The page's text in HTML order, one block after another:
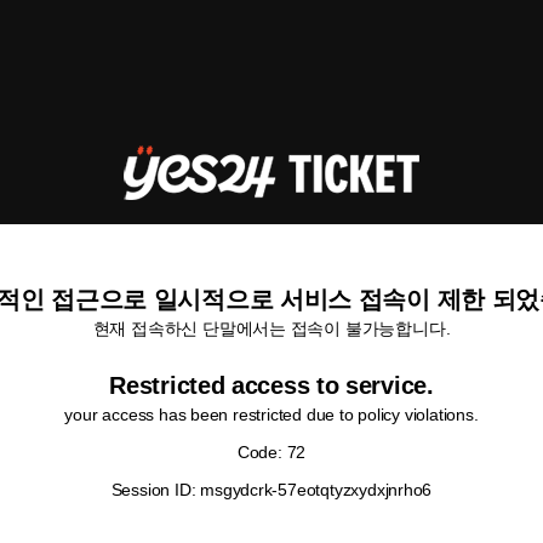
인 접근으로 일시적으로 서비스 접속이 제한 되
현재 접속하신 단말에서는 접속이 불가능합니다.
Restricted access to service.
your access has been restricted due to policy violations.
Code: 72
Session ID: msgydcrk-57eotqtyzxydxjnrho6